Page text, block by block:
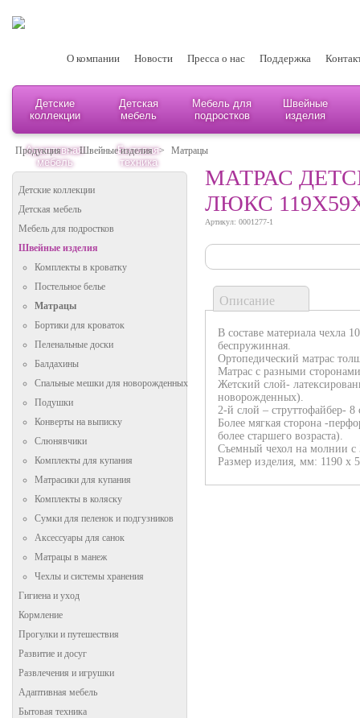
О компании Новости Пресса о нас Поддержка
Детские
коллекции
Детская
мебель
Мебель для
подростков
Швейные
изделия
Адаптивная
мебель
Бытовая
техника
Продукция > Швейные изделия > Матрацы
Детские коллекции
Детская мебель
Мебель для подростков
Швейные изделия
Комплекты в кроватку
Постельное белье
Матрацы
Бортики для кроваток
Пеленальные доски
Балдахины
Спальные мешки для новорожденных
Подушки
Конверты на выписку
Слюнявчики
Комплекты для купания
Матрасики для купания
Комплекты в коляску
Сумки для пеленок и подгузников
Аксессуары для санок
Матрацы в манеж
Чехлы и системы хранения
Гигиена и уход
Кормление
Прогулки и путешествия
Развитие и досуг
Развлечения и игрушки
Адаптивная мебель
Бытовая техника
МАТРАС
ЛЮКС
Артикул: 0001277-1
Описание
В составе материала чехла
беспружинная.
Ортопедический матрас
Матрас с разными
Жетский слой-
новорожденных).
2-й слой – струттофайбер- 8
Более мягкая сторона -
более старшего возраста).
Съемный чехол на молнии с
Размер изделия, мм: 1190 х